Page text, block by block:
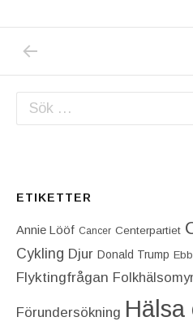
Sök efter:
ETIKETTER
Annie Lööf Cancer Centerpartiet‎
Cykling Djur Donald Trump
Flyktingfrågan
Förundersökning Hälsa